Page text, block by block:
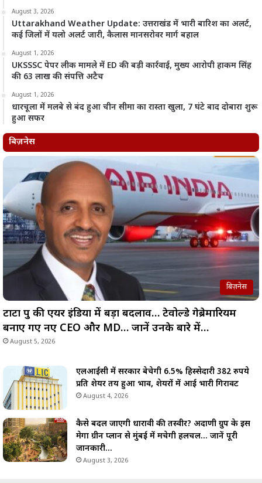
August 3, 2026
Uttarakhand Weather Update: उत्तराखंड में भारी बारिश का अलर्ट,
कई जिलों में यलो अलर्ट जारी, कैलास मानसरोवर मार्ग बहाल
August 1, 2026
UKSSSC पेपर लीक मामले में ED की बड़ी कार्रवाई, मुख्य आरोपी हाकम सिंह
की 63 लाख की संपत्ति अटैच
August 1, 2026
धारचूला में मलबे से बंद हुआ चीन सीमा का रास्ता खुला, 7 घंटे बाद दोबारा शुरू
हुआ सफर
बिज़नेस
बिज़नेस
टाटा ग्रुप की एयर इंडिया में बड़ा बदलाव… टेवोल्डे गेब्रेमारियम
बनाए गए नए CEO और MD… जानें उनके बारे में…
August 5, 2026
एलआईसी में सरकार बेचेगी 6.5% हिस्सेदारी 382 रुपये
प्रति शेयर तय हुआ भाव, शेयरों में आई भारी गिरावट
August 4, 2026
कैसे बदल जाएगी धारावी की तस्वीर? अदाणी ग्रुप के इस
मेगा ग्रीन प्लान से मुंबई में मचेगी हलचल… जानें पूरी
जानकारी…
August 3, 2026